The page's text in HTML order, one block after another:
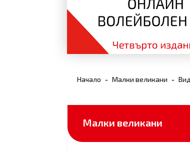
Начало Малки великани
Малки великани